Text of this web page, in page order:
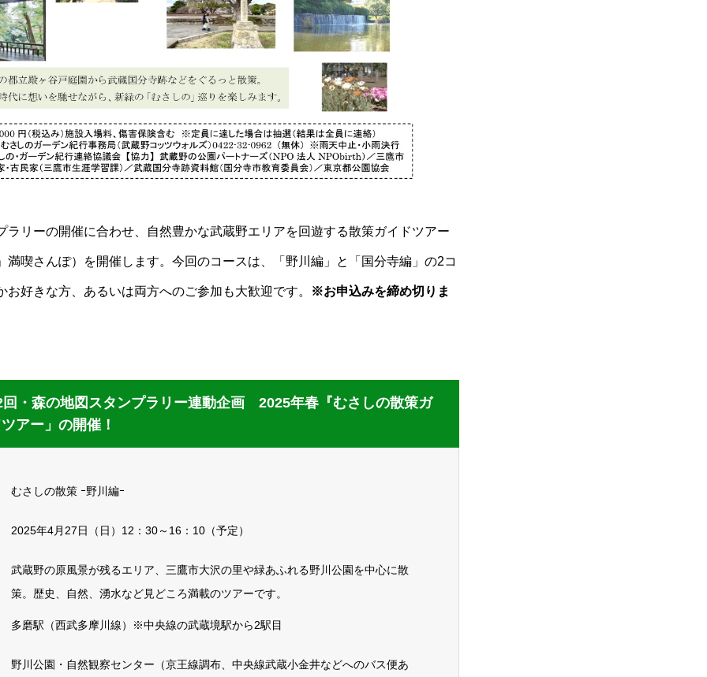
ラリーの開催に合わせ、自然豊かな武蔵野エリアを回遊する散策ガイドツアー
満喫さんぽ）を開催します。今回のコースは、「野川編」と「国分寺編」の2コ
お好きな方、あるいは両方へのご参加も大歓迎です。 ※お申込みを締め切りま
回・森の地図スタンプラリー連動企画 2025年春『むさしの散策ガ
アー」の開催！
むさしの散策 ｰ野川編ｰ
2025年4月27日（日）12：30～16：10（予定）
武蔵野の原風景が残るエリア、三鷹市大沢の里や緑あふれる野川公園を中心に散
策。歴史、自然、湧水など見どころ満載のツアーです。
多磨駅（西武多摩川線）※中央線の武蔵境駅から2駅目
野川公園・自然観察センター（京王線調布、中央線武蔵小金井などへのバス便あ